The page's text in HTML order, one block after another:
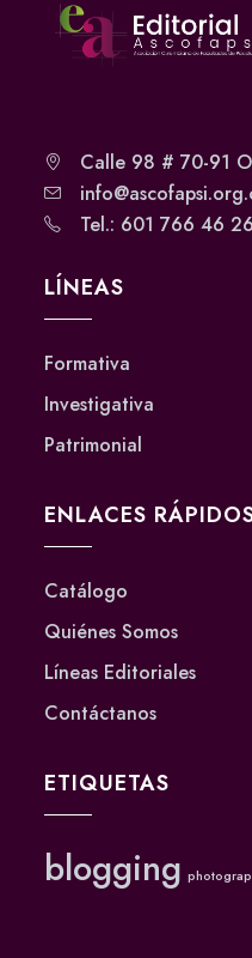
Calle 98 # 70-91
Tel.: 601 766 46 26
LÍNEAS
Formativa
Investigativa
Patrimonial
ENLACES
Catálogo
Quiénes Somos
Líneas Editoriales
Contáctanos
ETIQUETAS
blogging